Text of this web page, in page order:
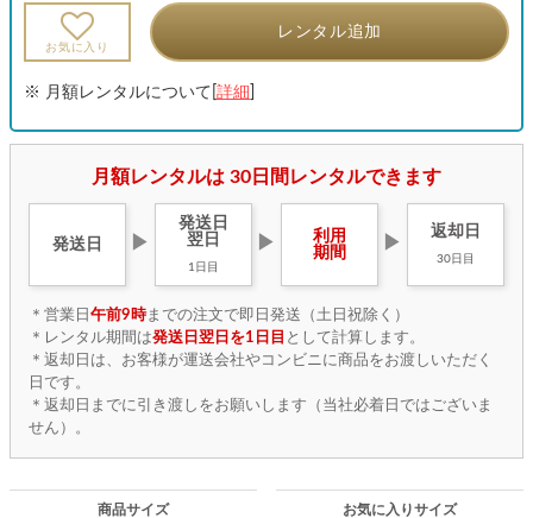
お気に入り
レンタル追加
※ 月額レンタルについて[ 詳細
月額レンタルは 30日間レンタルできます
発送日 ▶
発送日
翌日
1日目
▶
利用
期間
▶
返却日
30日目
＊営業日 午前9時までの注文で即日発送（土日祝除く）
＊レンタル期間は発送日翌日を1日目 として計算します。
＊返却日は、お客様が運送会社やコンビニに商品をお渡しいただく
日です。
＊返却日までに引き渡しをお願いします（当社必着日ではございま
せん）。
商品サイズ お気に入りサイズ